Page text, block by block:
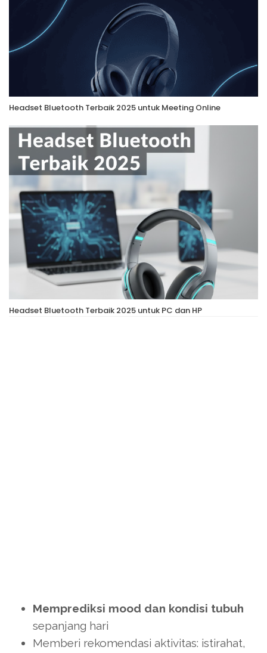
Headset Bluetooth Terbaik 2025 untuk Meeting Online
Headset Bluetooth Terbaik 2025 untuk PC dan HP
Memprediksi mood dan kondisi tubuh
sepanjang hari
Memberi rekomendasi aktivitas: istirahat,